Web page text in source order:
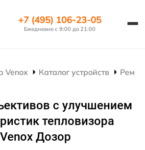
+7 (495) 106-23-05
Ежедневно с 9:00 до 21:00
Venox Каталог устройств
с улучшением
тепловизора
Venox Дозор